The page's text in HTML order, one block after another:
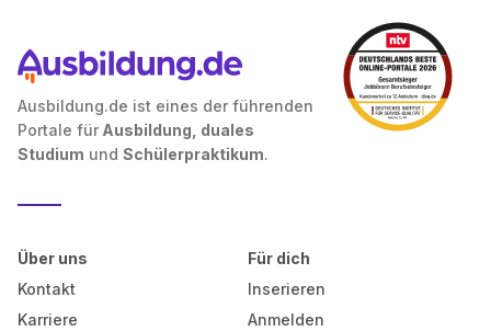
Ausbildung.de ist eines der führenden
Portale für Ausbildung, duales
Studium und Schülerpraktikum.
Über uns
Kontakt
Karriere
Für dich
Inserieren
Anmelden